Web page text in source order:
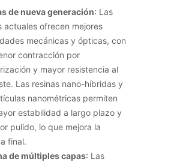
de nueva generación: Las
actuales ofrecen mejores
mecánicas y ópticas, con
contracción por
y mayor resistencia al
Las resinas nano-híbridas y
nanométricas permiten
estabilidad a largo plazo y
pulido, lo que mejora la
final.
de múltiples capas: Las